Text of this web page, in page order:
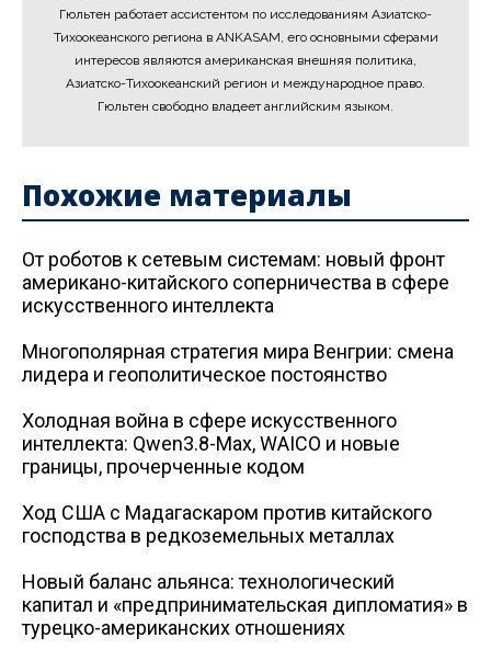
Гюльтен работает ассистентом по исследованиям Азиатско-
Тихоокеанского региона в ANKASAM, его основными сферами
интересов являются американская внешняя политика,
Азиатско-Тихоокеанский регион и международное право.
Гюльтен свободно владеет английским языком.
Похожие материалы
От роботов к сетевым системам: новый фронт
американо-китайского соперничества в сфере
искусственного интеллекта
Многополярная стратегия мира Венгрии: смена
лидера и геополитическое постоянство
Холодная война в сфере искусственного
интеллекта: Qwen3.8-Max, WAICO и новые
границы, прочерченные кодом
Ход США с Мадагаскаром против китайского
господства в редкоземельных металлах
Новый баланс альянса: технологический
капитал и «предпринимательская дипломатия» в
турецко-американских отношениях